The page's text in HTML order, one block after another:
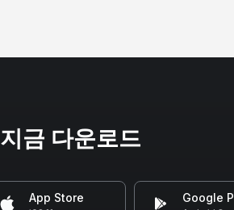
지금 다운로드
App Store Google